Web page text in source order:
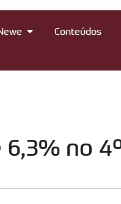
Conteúdos
6,3% no